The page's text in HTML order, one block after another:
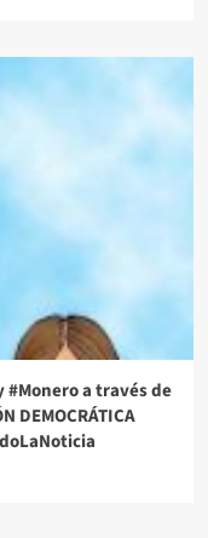
a través de
DEMOCRÁTICA